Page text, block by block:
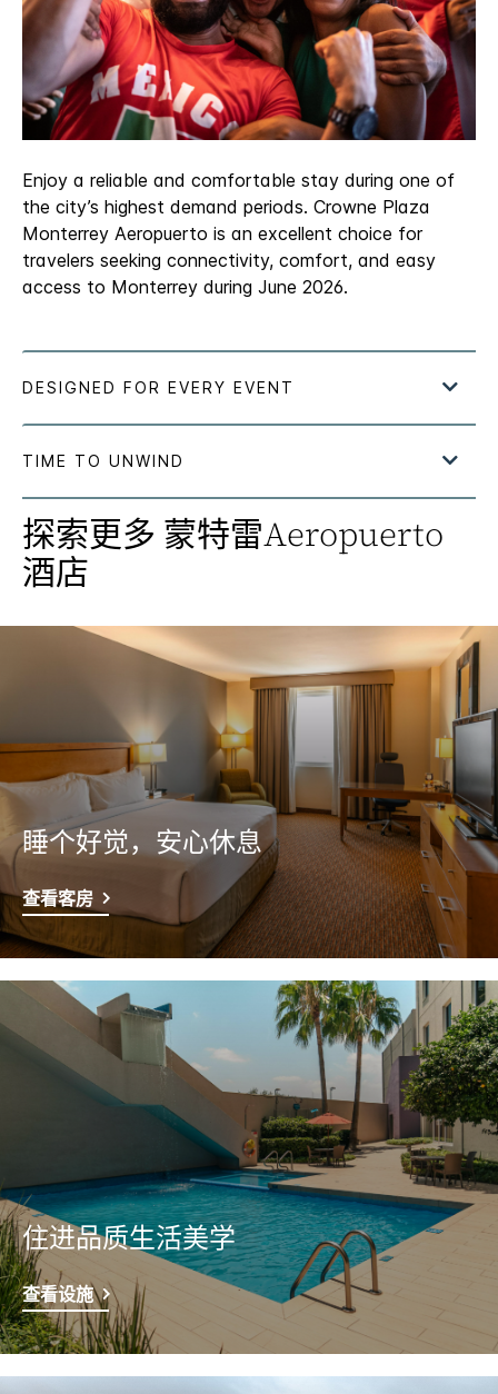
Enjoy a reliable and comfortable stay during one of
the city’s highest demand periods. Crowne Plaza
Monterrey Aeropuerto is an excellent choice for
travelers seeking connectivity, comfort, and easy
access to Monterrey during June 2026.
探索更多 蒙特雷Aeropuerto
酒店
睡个好觉，安心休息
查看客房
住进品质生活美学
查看设施